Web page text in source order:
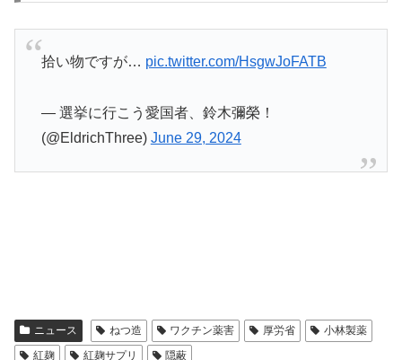
拾い物ですが… pic.twitter.com/HsgwJoFATB
— 選挙に行こう愛国者、鈴木彌榮！
(@EldrichThree) June 29, 2024
ニュース ねつ造 ワクチン薬害 厚労省
小林製薬
紅麹
紅麹サプリ 隠蔽